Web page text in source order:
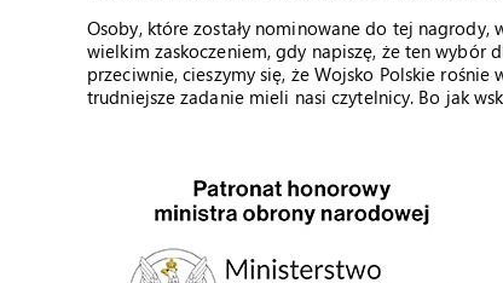
Osoby, które zostały nominowane do tej
wielkim zaskoczeniem, gdy napiszę, że ten wybór
przeciwnie, cieszymy się, że Wojsko Polskie rośnie
trudniejsze zadanie mieli nasi czytelnicy. Bo jak